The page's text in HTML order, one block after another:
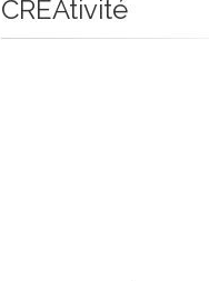
CREAtivité